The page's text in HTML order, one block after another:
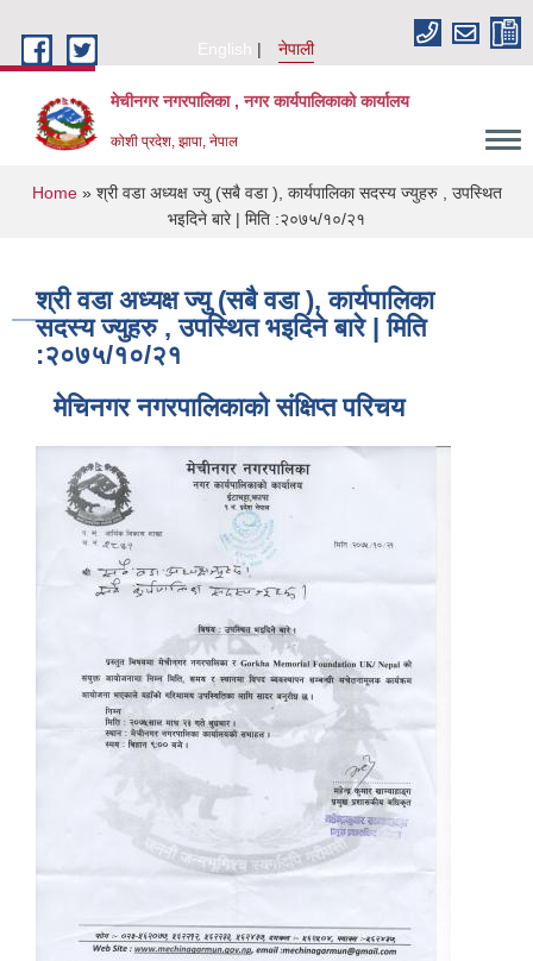
English
नेपाली
मेचीनगर नगरपालिका , नगर कार्यपालिकाको कार्यालय
कोशी प्रदेश, झापा, नेपाल
You are here
Home» श्री वडा अध्यक्ष ज्यु (सबै वडा ), कार्यपालिका सदस्य ज्युहरु , उपस्थित
भइदिने बारे | मिति :२०७५/१०/२१
श्री वडा अध्यक्ष ज्यु (सबै वडा ), कार्यपालिका
सदस्य ज्युहरु , उपस्थित भइदिने बारे | मिति
:२०७५/१०/२१
मेचिनगर नगरपालिकाको संक्षिप्‍त परिचय